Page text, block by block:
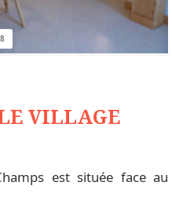
8
VILLAGE
est située face au